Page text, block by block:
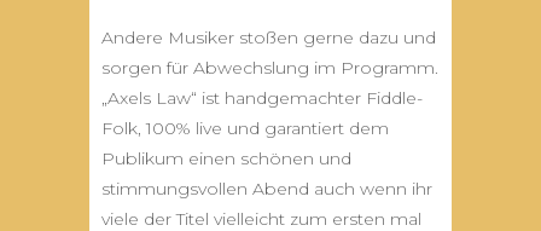
Andere Musiker stoßen gerne dazu und
sorgen für Abwechslung im Programm.
„Axels Law“ ist handgemachter Fiddle-
Folk, 100% live und garantiert dem
Publikum einen schönen und
stimmungsvollen Abend auch wenn ihr
viele der Titel vielleicht zum ersten mal